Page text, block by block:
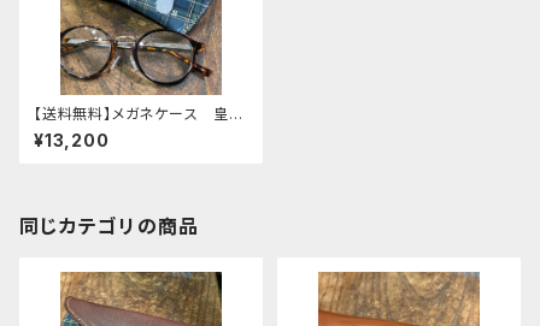
【送料無料】メガネケース 皇帝
ペンギン ひな ネイビー タ
ータンチェック エンペラー
¥13,200
同じカテゴリの商品